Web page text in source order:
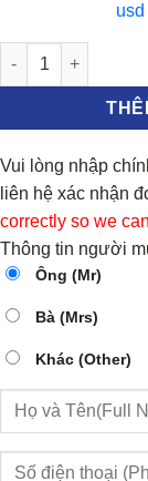
BƠM NƯỚC
Vui lòng nhập
liên hệ xác nhận
correctly so we
Thông tin người
Ông (Mr)
Bà (Mrs)
Khác (Other)